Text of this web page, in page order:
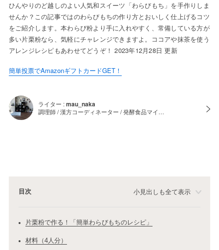
ひんやりのど越しのよい人気和スイーツ「わらびもち」を手作りしま
せんか？この記事ではのわらびもちの作り方とおいしく仕上げるコツ
をご紹介します。本わらび粉より手に入れやすく、常備している方が
多い片栗粉なら、気軽にチャレンジできますよ。ココアや抹茶を使う
アレンジレシピもあわせてどうぞ！ 2023年12月28日 更新
簡単投票でAmazonギフトカードGET！
ライター :mau_naka
調理師 / 漢方コーディネーター / 発酵食品マイ…
目次 小見出しも全て表示
片栗粉で作る！「簡単わらびもちのレシピ」
材料（4人分）